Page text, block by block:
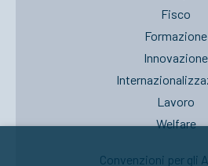
Fisco
Formazione
Innovazione
Lavoro
Welfare
Convenzioni per gli